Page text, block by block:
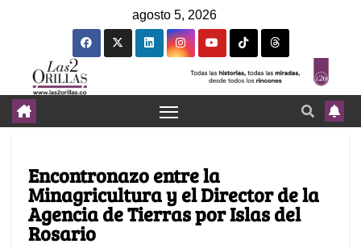
agosto 5, 2026
Encontronazo entre la
Minagricultura y el Director de la
Agencia de Tierras por Islas del
Rosario